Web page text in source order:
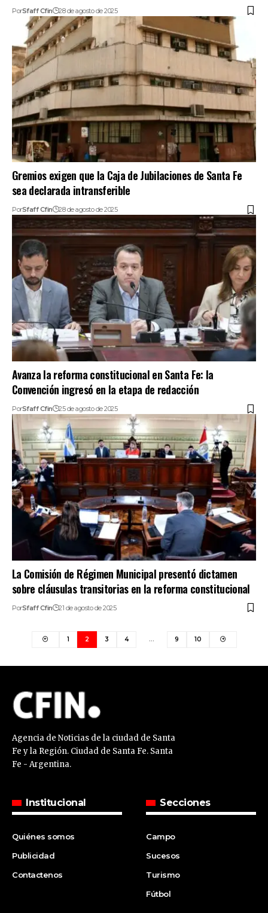
PorSfaff Cfin 28 de agosto de 2025
Gremios exigen que la Caja de Jubilaciones de Santa Fe
sea declarada intransferible
PorSfaff Cfin 28 de agosto de 2025
Avanza la reforma constitucional en Santa Fe: la
Convención ingresó en la etapa de redacción
PorSfaff Cfin 25 de agosto de 2025
La Comisión de Régimen Municipal presentó dictamen
sobre cláusulas transitorias en la reforma constitucional
PorSfaff Cfin 21 de agosto de 2025
1 2 3 4 … 9 10
Agencia de Noticias de la ciudad de Santa
Fe y la Región. Ciudad de Santa Fe. Santa
Fe - Argentina.
Institucional
Quiénes somos
Publicidad
Contactenos
Secciones
Campo
Sucesos
Turismo
Fútbol